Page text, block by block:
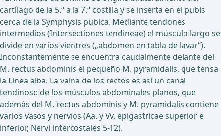
cartílago de la 5.ª a la 7.ª costilla y se inserta en el pubis
cerca de la Symphysis pubica. Mediante tendones
intermedios (Intersectiones tendineae) el músculo largo se
divide en varios vientres („abdomen en tabla de lavar“).
Inconstantemente se encuentra caudalmente delante del
M. rectus abdominis el pequeño M. pyramidalis, que tensa
la Linea alba. La vaina de los rectos es así un canal
tendinoso de los músculos abdominales planos, que
además del M. rectus abdominis y M. pyramidalis contiene
varios vasos y nervios (Aa. y Vv. epigastricae superior e
inferior, Nervi intercostales 5-12).